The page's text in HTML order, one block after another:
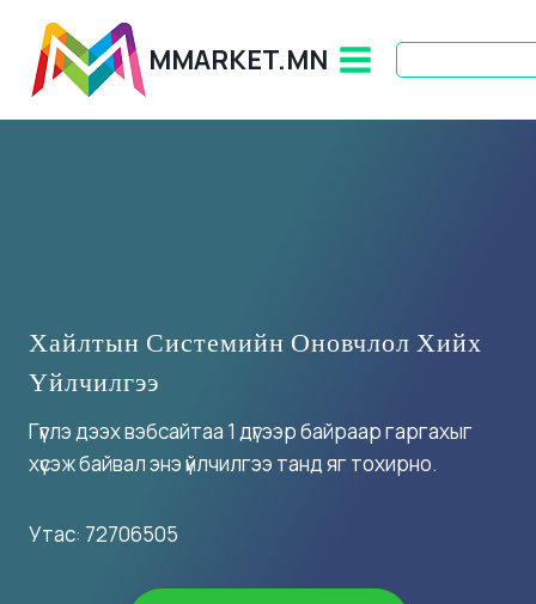
content
MMARKET.MN
Хайлтын Системийн Оновчлол Хийх
Үйлчилгээ
Гүүглэ дээх вэбсайтаа 1 дүгээр байраар гаргахыг
хүсэж байвал энэ үйлчилгээ танд яг тохирно.
Утас: 72706505